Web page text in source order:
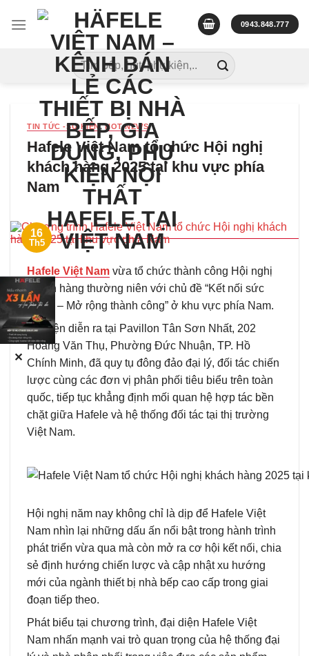
0943.848.777
Tìm
kiếm:
TIN TỨC -SỰ KIỆN ,HOT NEWS
Hafele Việt Nam tổ chức Hội nghị
khách hàng 2025 tại khu vực phía
Nam
16
Th5
Hafele Việt Nam vừa tổ chức thành công Hội nghị
khách hàng thường niên với chủ đề “Kết nối sức
mạnh – Mở rộng thành công” ở khu vực phía Nam.
Sự kiện diễn ra tại Pavillon Tân Sơn Nhất, 202
Hoàng Văn Thụ, Phường Đức Nhuận, TP. Hồ
Chính Minh, đã quy tụ đông đảo đại lý, đối tác chiến
lược cùng các đơn vị phân phối tiêu biểu trên toàn
quốc, tiếp tục khẳng định mối quan hệ hợp tác bền
chặt giữa Hafele và hệ thống đối tác tại thị trường
Việt Nam.
Hội nghị năm nay không chỉ là dịp để Hafele Việt
Nam nhìn lại những dấu ấn nổi bật trong hành trình
phát triển vừa qua mà còn mở ra cơ hội kết nối, chia
sẻ định hướng chiến lược và cập nhật xu hướng
mới của ngành thiết bị nhà bếp cao cấp trong giai
đoạn tiếp theo.
Phát biểu tại chương trình, đại diện Hafele Việt
Nam nhấn mạnh vai trò quan trọng của hệ thống đại
✕